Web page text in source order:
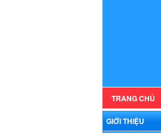
TRANG CHỦ
GIỚI THIỆU